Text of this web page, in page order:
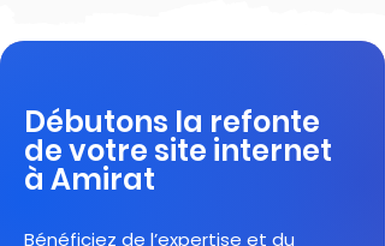
Débutons la refonte
de votre site internet
à Amirat
Bénéficiez de l’expertise et du